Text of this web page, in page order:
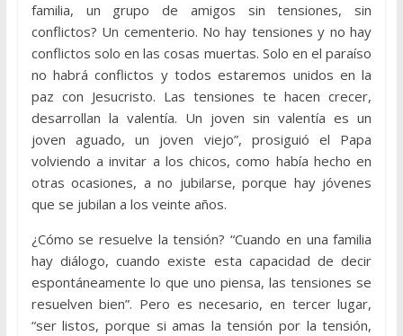
familia, un grupo de amigos sin tensiones, sin
conflictos? Un cementerio. No hay tensiones y no hay
conflictos solo en las cosas muertas. Solo en el paraíso
no habrá conflictos y todos estaremos unidos en la
paz con Jesucristo. Las tensiones te hacen crecer,
desarrollan la valentía. Un joven sin valentía es un
joven aguado, un joven viejo”, prosiguió el Papa
volviendo a invitar a los chicos, como había hecho en
otras ocasiones, a no jubilarse, porque hay jóvenes
que se jubilan a los veinte años.
¿Cómo se resuelve la tensión? “Cuando en una familia
hay diálogo, cuando existe esta capacidad de decir
espontáneamente lo que uno piensa, las tensiones se
resuelven bien”. Pero es necesario, en tercer lugar,
“ser listos, porque si amas la tensión por la tensión,